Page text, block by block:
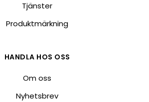
Tjänster
Produktmärkning
HANDLA HOS OSS
Om oss
Nyhetsbrev